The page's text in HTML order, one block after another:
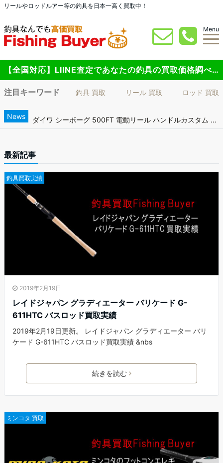
リールやロッドルアー等の釣具を日本一高く買取中！
Menu
【全国対応】LIINE査定であなたの釣具の買取価格調べてみませんか？
注目キーワード 釣具 買取 リール 買取 ロッド 買取
News
最新記事
釣具買取実績
2019年2月19日
レイドジャパン グラディエーター バリケード G-
611HTC バスロッド買取実績
2019年2月19日更新。 レイドジャパン グラディエーター バリ
ケード G-611HTC バスロッド買取実績 &nbs
続きを読む
ミンコタ 買取